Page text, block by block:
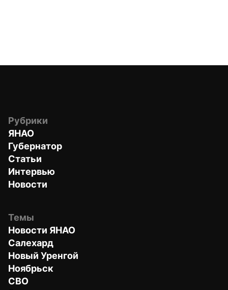
Рубрики
ЯНАО
Губернатор
Статьи
Интервью
Новости
Темы
Новости ЯНАО
Салехард
Новый Уренгой
Ноябрьск
СВО